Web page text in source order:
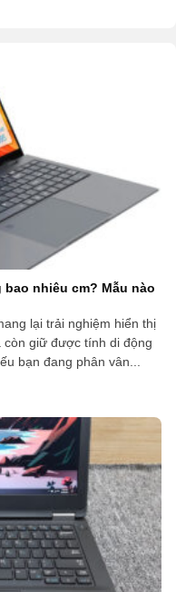
nhiêu cm? Mẫu nào
lại trải nghiệm hiển thị
còn giữ được tính di động
bạn đang phân vân...